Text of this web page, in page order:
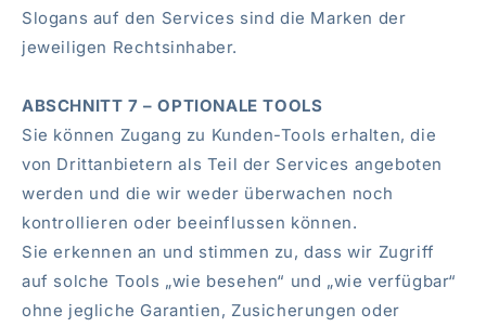
Slogans auf den Services sind die Marken der
jeweiligen Rechtsinhaber.
ABSCHNITT 7 – OPTIONALE TOOLS
Sie können Zugang zu Kunden-Tools erhalten, die
von Drittanbietern als Teil der Services angeboten
werden und die wir weder überwachen noch
kontrollieren oder beeinflussen können.
Sie erkennen an und stimmen zu, dass wir Zugriff
auf solche Tools „wie besehen“ und „wie verfügbar“
ohne jegliche Garantien, Zusicherungen oder